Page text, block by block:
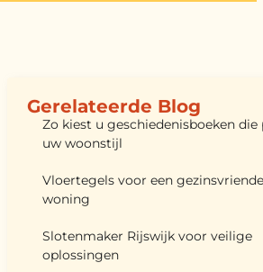
Gerelateerde Blog
Zo kiest u geschiedenisboeken die
uw woonstijl
Vloertegels voor een
woning
Slotenmaker Rijswijk voor veilige
oplossingen